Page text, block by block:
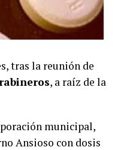
tras la reunión de
, a raíz de la
municipal,
Ansioso con dosis